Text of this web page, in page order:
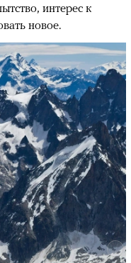
интерес к
новое.